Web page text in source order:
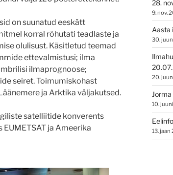
on suunatud eeskätt
korral rõhutati teadlaste ja
olulisust. Käsitletud teemad
ettevalmistusi; ilma
ilmaprognoose;
seiret. Toimumiskohast
ja Arktika väljakutsed.
satelliitide konverents
ja Ameerika
28.
9. nov.
Aasta
30.
20.
10.
13. jaan